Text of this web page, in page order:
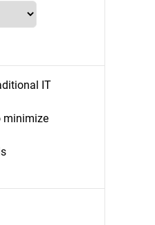
IT
minimize